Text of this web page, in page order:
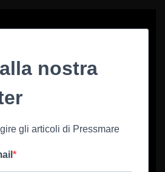
nostra
gli articoli di Pressmare